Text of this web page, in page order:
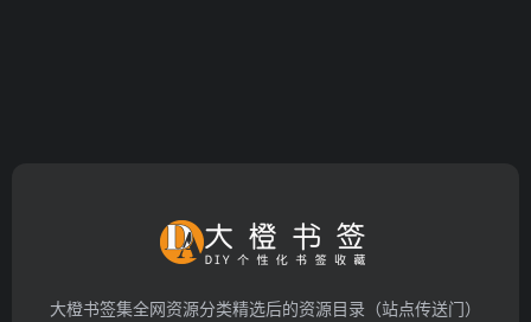
大橙书签集全网资源分类精选后的资源目录（站点传送门）